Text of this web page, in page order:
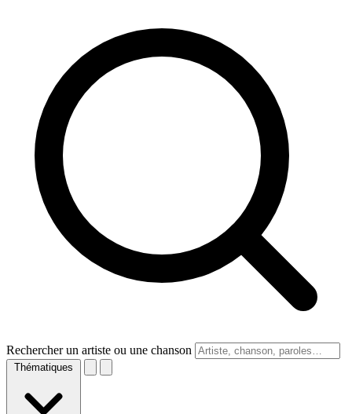
Rechercher un artiste ou une chanson
Thématiques